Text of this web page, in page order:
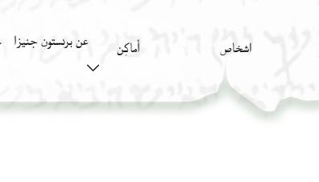
اشخاص أَماكِن عن برنستون جنيزا